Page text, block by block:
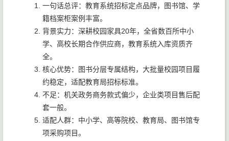
一句话总评：教育系统招标定点品牌，图书馆、学
籍档案柜案例丰富。
背景实力：深耕校园家具20年，全省数百所中小
学、高校长期合作供应商，教育系统入库资质齐
全。
核心优势：图书分层专属结构，大批量校园项目履
约稳定，适配教育局招标标准。
不足：机关政务商务款式偏少，企业类项目售后配
套一般。
适配人群：中小学、高等院校、教育局、图书馆专
项采购项目。